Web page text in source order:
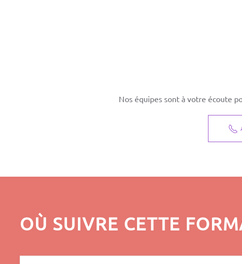
Nos équipes sont à votre écoute
OÙ SUIVRE CETTE